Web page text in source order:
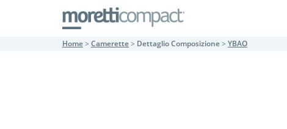
Home> Camerette> Dettaglio Composizione> YBAO